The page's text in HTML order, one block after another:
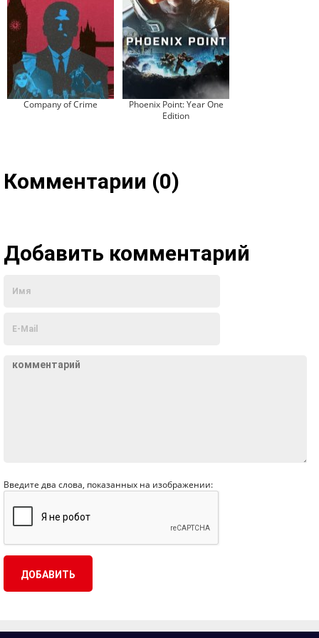
Company of Crime
Phoenix Point: Year One
Edition
Комментарии (0)
Добавить комментарий
Введите два слова, показанных на изображении: